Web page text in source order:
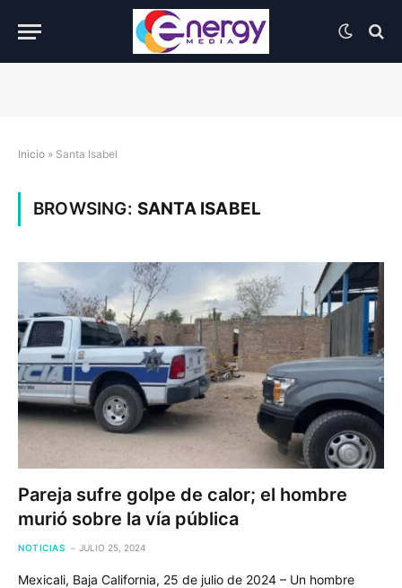
Inicio » Santa Isabel
BROWSING: SANTA ISABEL
Pareja sufre golpe de calor; el hombre
murió sobre la vía pública
NOTICIAS JULIO 25, 2024
Mexicali, Baja California, 25 de julio de 2024 – Un hombre